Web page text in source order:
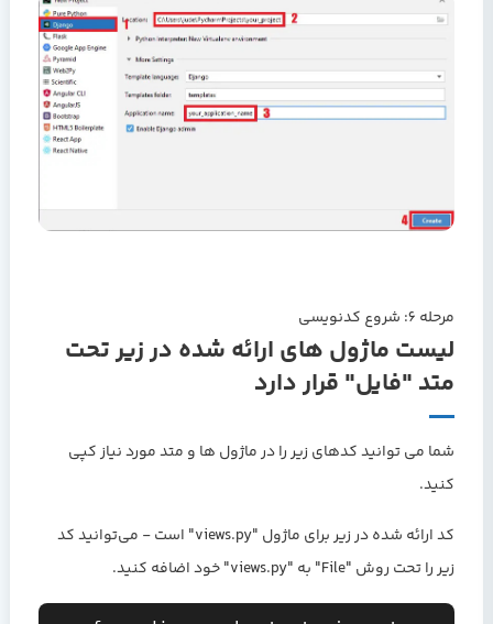
مرحله 6: شروع کدنویسی
لیست ماژول های ارائه شده در زیر تحت
متد "فایل" قرار دارد
شما می توانید کدهای زیر را در ماژول ها و متد مورد نیاز کپی
کنید.
کد ارائه شده در زیر برای ماژول "views.py" است - می‌توانید کد
زیر را تحت روش "File" به "views.py" خود اضافه کنید.